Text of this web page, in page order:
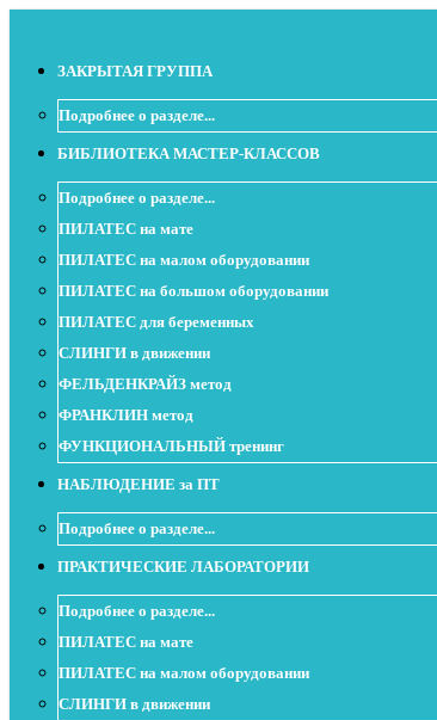
ЗАКРЫТАЯ ГРУППА
Подробнее о разделе...
БИБЛИОТЕКА МАСТЕР-КЛАССОВ
Подробнее о разделе...
ПИЛАТЕС на мате
ПИЛАТЕС на малом оборудовании
ПИЛАТЕС на большом оборудовании
ПИЛАТЕС для беременных
СЛИНГИ в движении
ФЕЛЬДЕНКРАЙЗ метод
ФРАНКЛИН метод
ФУНКЦИОНАЛЬНЫЙ тренинг
НАБЛЮДЕНИЕ за ПТ
Подробнее о разделе...
ПРАКТИЧЕСКИЕ ЛАБОРАТОРИИ
Подробнее о разделе...
ПИЛАТЕС на мате
ПИЛАТЕС на малом оборудовании
СЛИНГИ в движении